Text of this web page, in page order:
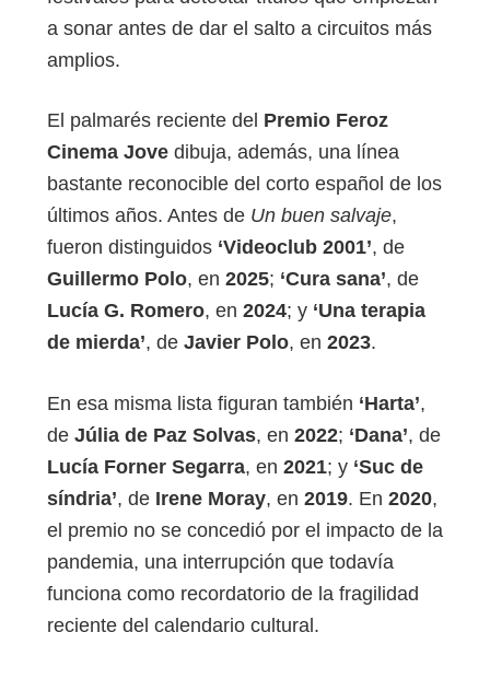
a sonar antes de dar el salto a circuitos más
amplios.
El palmarés reciente del Premio Feroz
Cinema Jove dibuja, además, una línea
bastante reconocible del corto español de los
últimos años. Antes de Un buen salvaje,
fueron distinguidos ‘Videoclub 2001’, de
Guillermo Polo, en 2025; ‘Cura sana’, de
Lucía G. Romero, en 2024; y ‘Una terapia
de mierda’, de Javier Polo, en 2023.
En esa misma lista figuran también ‘Harta’,
de Júlia de Paz Solvas, en 2022; ‘Dana’, de
Lucía Forner Segarra, en 2021; y ‘Suc de
síndria’, de Irene Moray, en 2019. En 2020,
el premio no se concedió por el impacto de la
pandemia, una interrupción que todavía
funciona como recordatorio de la fragilidad
reciente del calendario cultural.